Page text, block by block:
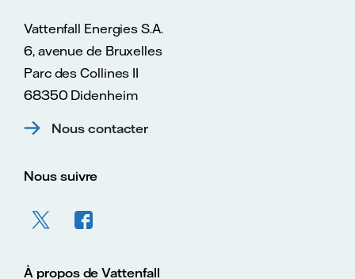
Vattenfall Energies S.A.
6, avenue de Bruxelles
Parc des Collines II
68350 Didenheim
Nous contacter
Nous suivre
À propos de Vattenfall